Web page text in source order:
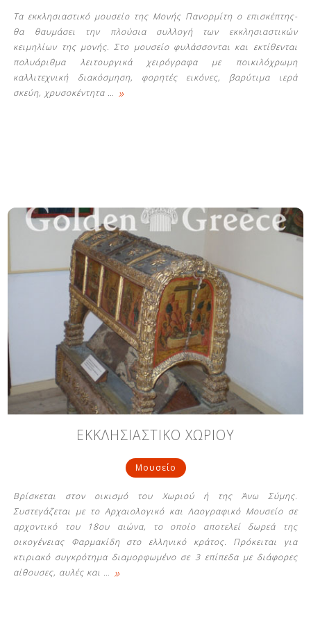
Τα εκκλησιαστικό μουσείο της Μονής Πανορμίτη ο επισκέπτης-
θα θαυμάσει την πλούσια συλλογή των εκκλησιαστικών
κειμηλίων της μονής. Στο μουσείο φυλάσσονται και εκτίθενται
πολυάριθμα λειτουργικά χειρόγραφα με ποικιλόχρωμη
καλλιτεχνική διακόσμηση, φορητές εικόνες, βαρύτιμα ιερά
σκεύη, χρυσοκέντητα … »
ΕΚΚΛΗΣΙΑΣΤΙΚΟ ΧΩΡΙΟΥ
Μουσείο
Βρίσκεται στον οικισμό του Χωριού ή της Άνω Σύμης.
Συστεγάζεται με το Αρχαιολογικό και Λαογραφικό Μουσείο σε
αρχοντικό του 18ου αιώνα, το οποίο αποτελεί δωρεά της
οικογένειας Φαρμακίδη στο ελληνικό κράτος. Πρόκειται για
κτιριακό συγκρότημα διαμορφωμένο σε 3 επίπεδα με διάφορες
αίθουσες, αυλές και … »